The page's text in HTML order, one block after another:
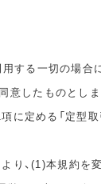
する一切の場合
意したものとしま
定める「定型取
り、(1)本規約を